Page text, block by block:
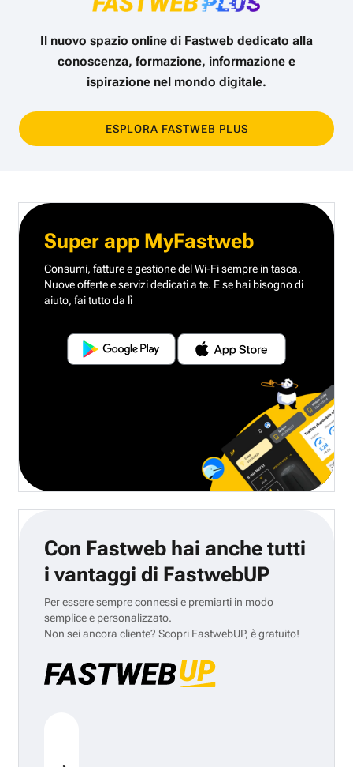
Il nuovo spazio online di Fastweb dedicato alla
conoscenza, formazione, informazione e
ispirazione nel mondo digitale.
ESPLORA FASTWEB PLUS
Super app MyFastweb
Consumi, fatture e gestione del Wi-Fi sempre in tasca.
Nuove offerte e servizi dedicati a te. E se hai bisogno di
aiuto, fai tutto da lì
Con Fastweb hai anche tutti
i vantaggi di FastwebUP
Per essere sempre connessi e premiarti in modo
semplice e personalizzato.
Non sei ancora cliente? Scopri FastwebUP, è gratuito!